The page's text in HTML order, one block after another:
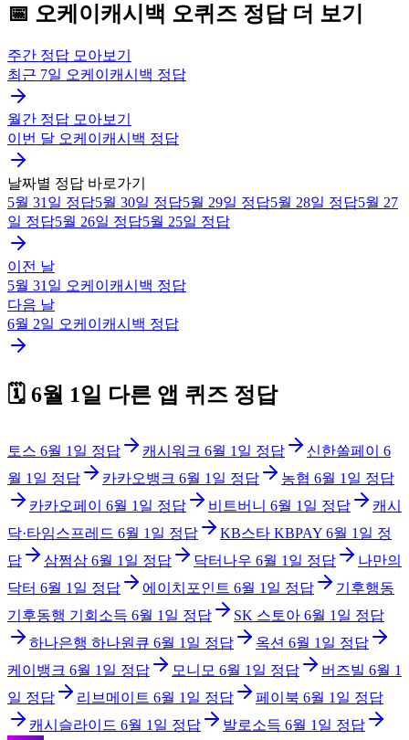
📅 오케이캐시백 오퀴즈 정답 더 보기
주간 정답 모아보기
최근 7일 오케이캐시백 정답
월간 정답 모아보기
이번 달 오케이캐시백 정답
날짜별 정답 바로가기
5월 31일 정답5월 30일 정답5월 29일 정답5월 28일 정답5월 27
일 정답5월 26일 정답5월 25일 정답
이전 날
5월 31일 오케이캐시백 정답
다음 날
6월 2일 오케이캐시백 정답
🗓️ 6월 1일 다른 앱 퀴즈 정답
토스 6월 1일 정답 캐시워크 6월 1일 정답 신한쏠페이
6
월 1일 정답 카카오뱅크 6월 1일 정답 농협 6월 1일 정답
카카오페이
6월 1일 정답 비트버니 6월 1일 정답
캐시
닥·타임스프레드 6월 1일 정답 KB스타 KBPAY 6월 1일 정
답
삼쩜삼 6월 1일 정답 닥터나우 6월 1일 정답
나만의
닥터 6월 1일 정답 에이치포인트 6월 1일 정답
기후행동
기후동행 기회소득 6월 1일 정답 SK 스토아 6월 1일 정답
하나은행 하나원큐 6월 1일 정답 옥션 6월 1일 정답
케이뱅크 6월 1일 정답 모니모 6월 1일 정답 버즈빌 6월 1
일 정답 리브메이트 6월 1일 정답 페이북 6월 1일 정답
캐시슬라이드 6월 1일 정답 발로소득 6월 1일 정답